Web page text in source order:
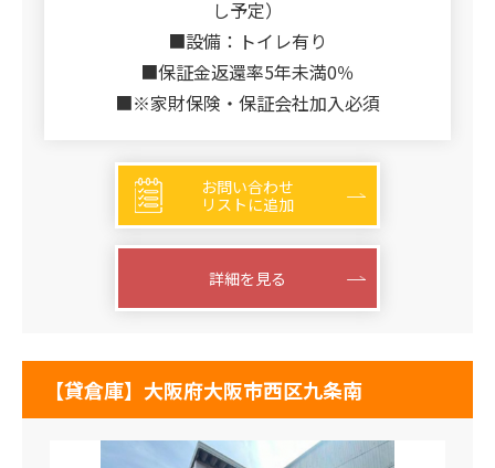
し予定）
■設備：トイレ有り
■保証金返還率5年未満0％
■※家財保険・保証会社加入必須
お問い合わせ
リストに追加
詳細を見る
【貸倉庫】大阪府大阪市西区九条南